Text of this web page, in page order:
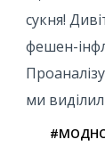
сукня!
фешен-
ми